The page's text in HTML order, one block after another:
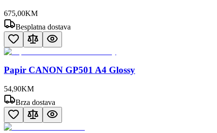
675,00KM
Besplatna dostava
Papir CANON GP501 A4 Glossy
54,90KM
Brza dostava